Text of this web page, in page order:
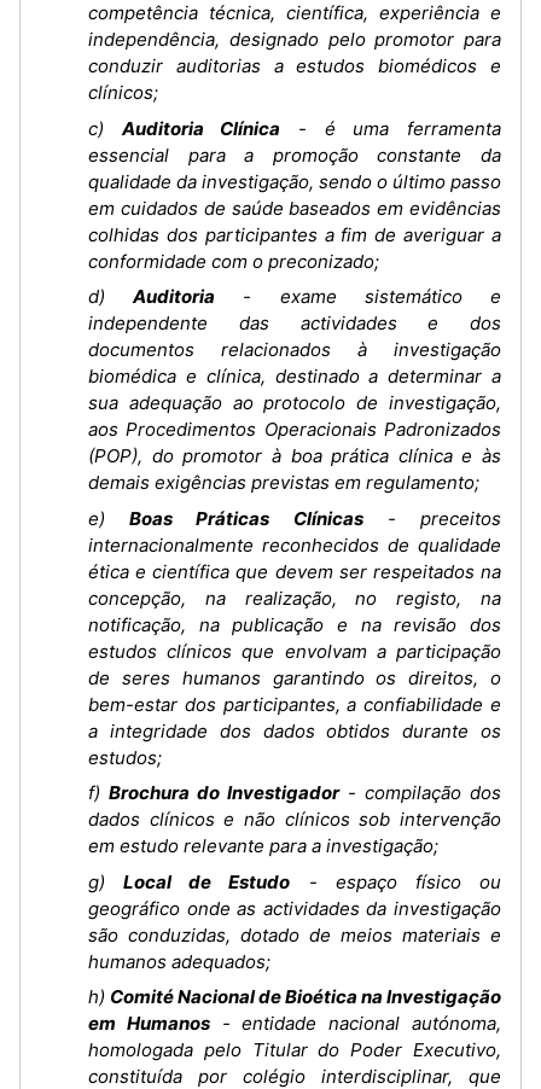
competência técnica, científica, experiência e
independência, designado pelo promotor para
conduzir auditorias a estudos biomédicos e
clínicos;
c) Auditoria Clínica - é uma ferramenta
essencial para a promoção constante da
qualidade da investigação, sendo o último passo
em cuidados de saúde baseados em evidências
colhidas dos participantes a fim de averiguar a
conformidade com o preconizado;
d)Auditoria - exame sistemático e
independente das actividades e dos
documentos relacionados à investigação
biomédica e clínica, destinado a determinar a
sua adequação ao protocolo de investigação,
aos Procedimentos Operacionais Padronizados
(POP), do promotor à boa prática clínica e às
demais exigências previstas em regulamento;
e)Boas Práticas Clínicas- preceitos
internacionalmente reconhecidos de qualidade
ética e científica que devem ser respeitados na
concepção, na realização, no registo, na
notificação, na publicação e na revisão dos
estudos clínicos que envolvam a participação
de seres humanos garantindo os direitos, o
bem-estar dos participantes, a confiabilidade e
a integridade dos dados obtidos durante os
estudos;
f) Brochura do Investigador- compilação dos
dados clínicos e não clínicos sob intervenção
em estudo relevante para a investigação;
g)Local de Estudo - espaço físico ou
geográfico onde as actividades da investigação
são conduzidas, dotado de meios materiais e
humanos adequados;
h) Comité Nacional de Bioética na Investigação
em Humanos- entidade nacional autónoma,
homologada pelo Titular do Poder Executivo,
constituída por colégio interdisciplinar, que